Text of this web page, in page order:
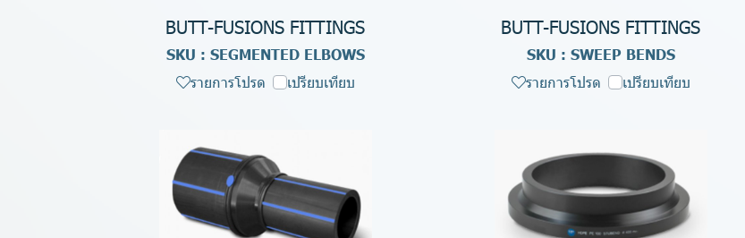
BUTT-FUSIONS FITTINGS
SKU : SEGMENTED ELBOWS
รายการโปรด เปรียบเทียบ
BUTT-FUSIONS FITTINGS
SKU : SWEEP BENDS
รายการโปรด เปรียบเทียบ